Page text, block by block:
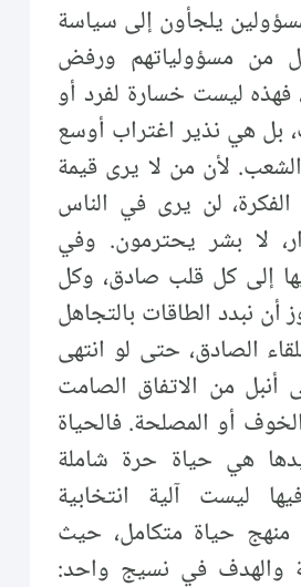
يلجأون إلى سياسة
من مسؤولياتهم ورفض
فهذه ليست خسارة لفرد أو
هي نذير اغتراب أوسع
لأن من لا يرى قيمة
لن يرى في الناس
لا بشر يحترمون. وفي
إلى كل قلب صادق، وكل
أن نبدد الطاقات بالتجاهل
الصادق، حتى لو انتهى
أنبل من الاتفاق الصامت
أو المصلحة. فالحياة
هي حياة حرة شاملة
ليست آلية انتخابية
حياة متكامل، حيث
والهدف في نسيج واحد: